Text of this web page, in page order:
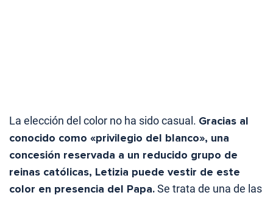
La elección del color no ha sido casual. Gracias al
conocido como «privilegio del blanco», una
concesión reservada a un reducido grupo de
reinas católicas, Letizia puede vestir de este
color en presencia del Papa.Se trata de una de las